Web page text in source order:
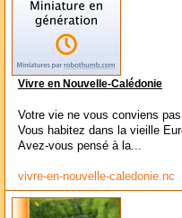
Vivre en Nouvelle-Calédonie
Votre vie ne vous conviens
Vous habitez dans la vieille
Avez-vous pensé à la...
vivre-en-nouvelle-caledonie.nc